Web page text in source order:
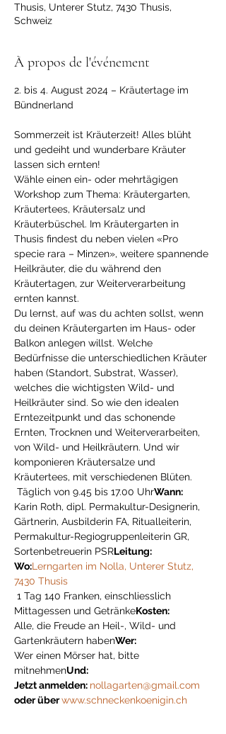
Thusis, Unterer Stutz, 7430 Thusis,
Schweiz
À propos de l'événement
2. bis 4. August 2024 – Kräutertage im
Sommerzeit ist Kräuterzeit! Alles blüht
und gedeiht und wunderbare Kräuter
lassen sich ernten!
Wähle einen ein- oder mehrtägigen
Workshop zum Thema: Kräutergarten,
Kräutertees, Kräutersalz und
Kräuterbüschel. Im Kräutergarten in
Thusis findest du neben vielen «Pro
specie rara – Minzen», weitere spannende
Heilkräuter, die du während den
Kräutertagen, zur Weiterverarbeitung
ernten kannst.
Du lernst, auf was du achten sollst, wenn
du deinen Kräutergarten im Haus- oder
Balkon anlegen willst. Welche
Bedürfnisse die unterschiedlichen Kräuter
haben (Standort, Substrat, Wasser),
welches die wichtigsten Wild- und
Heilkräuter sind. So wie den idealen
Erntezeitpunkt und das schonende
Ernten, Trocknen und Weiterverarbeiten,
von Wild- und Heilkräutern. Und wir
komponieren Kräutersalze und
Kräutertees, mit verschiedenen Blüten.
Täglich von 9.45 bis 17.00 UhrWann:
Karin Roth, dipl. Permakultur-Designerin,
Gärtnerin, Ausbilderin FA, Ritualleiterin,
Permakultur-Regiogruppenleiterin GR,
Sortenbetreuerin PSRLeitung:
Wo:Lerngarten im Nolla, Unterer Stutz,
7430 Thusis
Mittagessen und GetränkeKosten:
Alle, die Freude an Heil-, Wild- und
Gartenkräutern habenWer:
Wer einen Mörser hat, bitte
mitnehmenUnd:
Jetzt anmelden: nollagarten@gmail.com
oder über www.schneckenkoenigin.ch